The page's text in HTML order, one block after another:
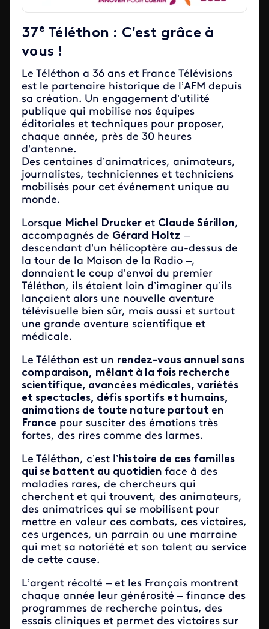
37e Téléthon : C'est grâce à
vous !
Le Téléthon a 36 ans et France Télévisions
est le partenaire historique de l’AFM depuis
sa création. Un engagement d’utilité
publique qui mobilise nos équipes
éditoriales et techniques pour proposer,
chaque année, près de 30 heures
d’antenne.
Des centaines d’animatrices, animateurs,
journalistes, techniciennes et techniciens
mobilisés pour cet événement unique au
monde.
Lorsque Michel Drucker et Claude Sérillon,
accompagnés de Gérard Holtz –
descendant d’un hélicoptère au-dessus de
la tour de la Maison de la Radio –,
donnaient le coup d’envoi du premier
Téléthon, ils étaient loin d’imaginer qu’ils
lançaient alors une nouvelle aventure
télévisuelle bien sûr, mais aussi et surtout
une grande aventure scientifique et
médicale.
Le Téléthon est un rendez-vous annuel sans
comparaison, mêlant à la fois recherche
scientifique, avancées médicales, variétés
et spectacles, défis sportifs et humains,
animations de toute nature partout en
France pour susciter des émotions très
fortes, des rires comme des larmes.
Le Téléthon, c’est l’histoire de ces familles
qui se battent au quotidien face à des
maladies rares, de chercheurs qui
cherchent et qui trouvent, des animateurs,
des animatrices qui se mobilisent pour
mettre en valeur ces combats, ces victoires,
ces urgences, un parrain ou une marraine
qui met sa notoriété et son talent au service
de cette cause.
L’argent récolté – et les Français montrent
chaque année leur générosité – finance des
programmes de recherche pointus, des
essais cliniques et permet des victoires sur